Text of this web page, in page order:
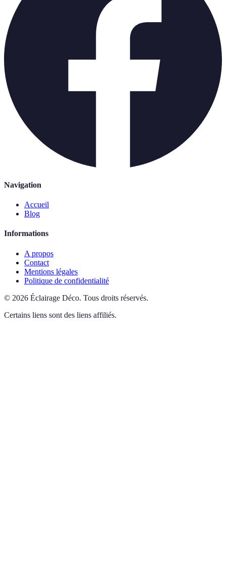
Navigation
Accueil
Blog
Informations
A propos
Contact
Mentions légales
Politique de confidentialité
© 2026 Éclairage Déco. Tous droits réservés.
Certains liens sont des liens affiliés.